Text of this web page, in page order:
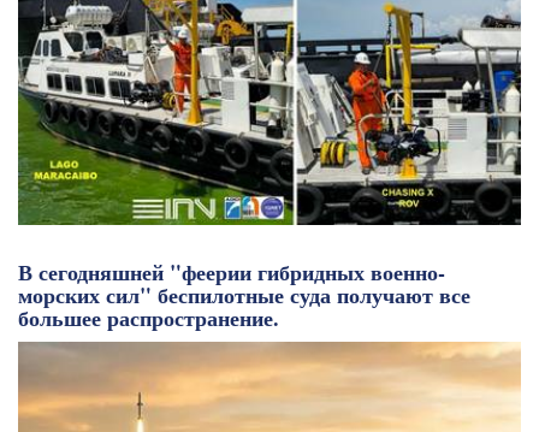
В сегодняшней "феерии гибридных военно-
морских сил" беспилотные суда получают все
большее распространение.